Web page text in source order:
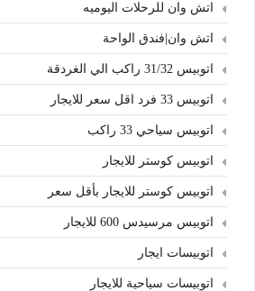
اتش وان للرحلات اليوميه
اتش وان|فندق الواحة
اتوبيس 31/32 راكب الي الغردقة
اتوبيس 33 فرد اقل سعر للايجار
اتوبيس سياحي 33 راكب
اتوبيس كوستر للايجار
اتوبيس كوستر للايجار بأقل سعر
اتوبيس مرسيدس 600 للايجار
اتوبيسات ايجار
اتوبيسات سياحية للايجار